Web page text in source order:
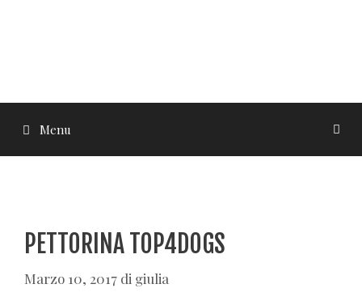
Menu
PETTORINA TOP4DOGS
Marzo 10, 2017 di giulia